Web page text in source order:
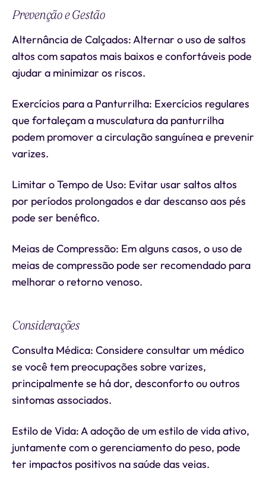
Prevenção e Gestão
Alternância de Calçados: Alternar o uso de saltos
altos com sapatos mais baixos e confortáveis pode
ajudar a minimizar os riscos.
Exercícios para a Panturrilha: Exercícios regulares
que fortaleçam a musculatura da panturrilha
podem promover a circulação sanguínea e prevenir
varizes.
Limitar o Tempo de Uso: Evitar usar saltos altos
por períodos prolongados e dar descanso aos pés
pode ser benéfico.
Meias de Compressão: Em alguns casos, o uso de
meias de compressão pode ser recomendado para
melhorar o retorno venoso.
Considerações
Consulta Médica: Considere consultar um médico
se você tem preocupações sobre varizes,
principalmente se há dor, desconforto ou outros
sintomas associados.
Estilo de Vida: A adoção de um estilo de vida ativo,
juntamente com o gerenciamento do peso, pode
ter impactos positivos na saúde das veias.